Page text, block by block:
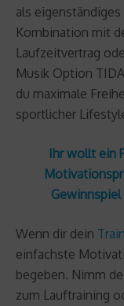
als
Kombination mit
Laufzeitvertrag
Musik Option
du maximale
sportlicher
Ihr wollt ein
Wenn dir dein
einfachste
begeben. Nimm
zum Lauftraining